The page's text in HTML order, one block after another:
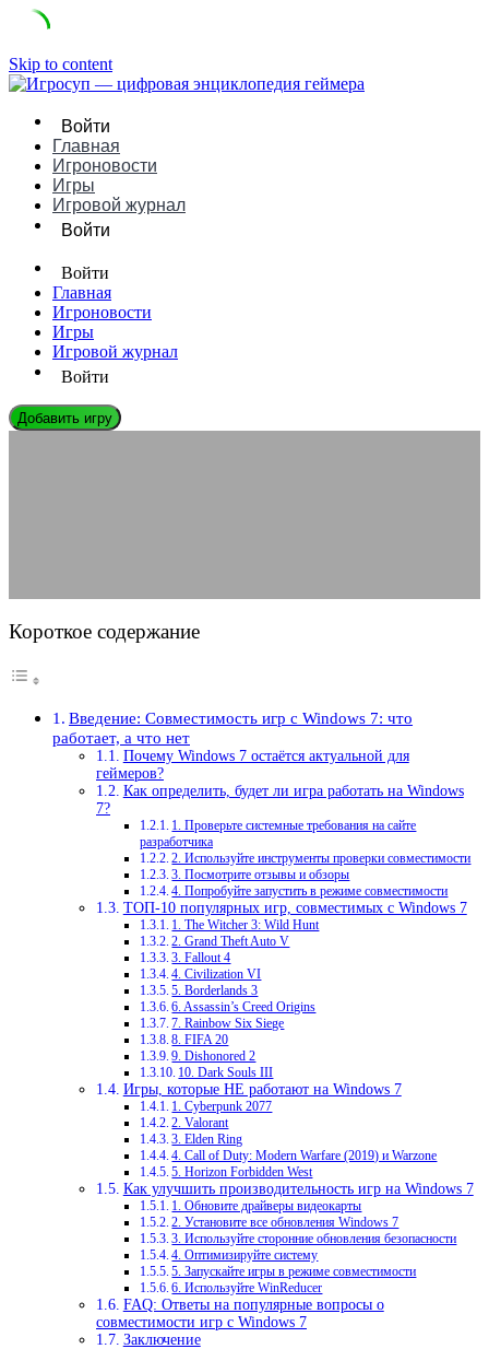
Skip to content
Войти
Главная
Игроновости
Игры
Игровой журнал
Войти
Войти
Главная
Игроновости
Игры
Игровой журнал
Войти
Добавить игру
Короткое содержание
Введение: Совместимость игр с Windows 7: что
работает, а что нет
Почему Windows 7 остаётся актуальной для
геймеров?
Как определить, будет ли игра работать на Windows
7?
1. Проверьте системные требования на сайте
разработчика
2. Используйте инструменты проверки совместимости
3. Посмотрите отзывы и обзоры
4. Попробуйте запустить в режиме совместимости
ТОП-10 популярных игр, совместимых с Windows 7
1. The Witcher 3: Wild Hunt
2. Grand Theft Auto V
3. Fallout 4
4. Civilization VI
5. Borderlands 3
6. Assassin’s Creed Origins
7. Rainbow Six Siege
8. FIFA 20
9. Dishonored 2
10. Dark Souls III
Игры, которые НЕ работают на Windows 7
1. Cyberpunk 2077
2. Valorant
3. Elden Ring
4. Call of Duty: Modern Warfare (2019) и Warzone
5. Horizon Forbidden West
Как улучшить производительность игр на Windows 7
1. Обновите драйверы видеокарты
2. Установите все обновления Windows 7
3. Используйте сторонние обновления безопасности
4. Оптимизируйте систему
5. Запускайте игры в режиме совместимости
6. Используйте WinReducer
FAQ: Ответы на популярные вопросы о
совместимости игр с Windows 7
Заключение